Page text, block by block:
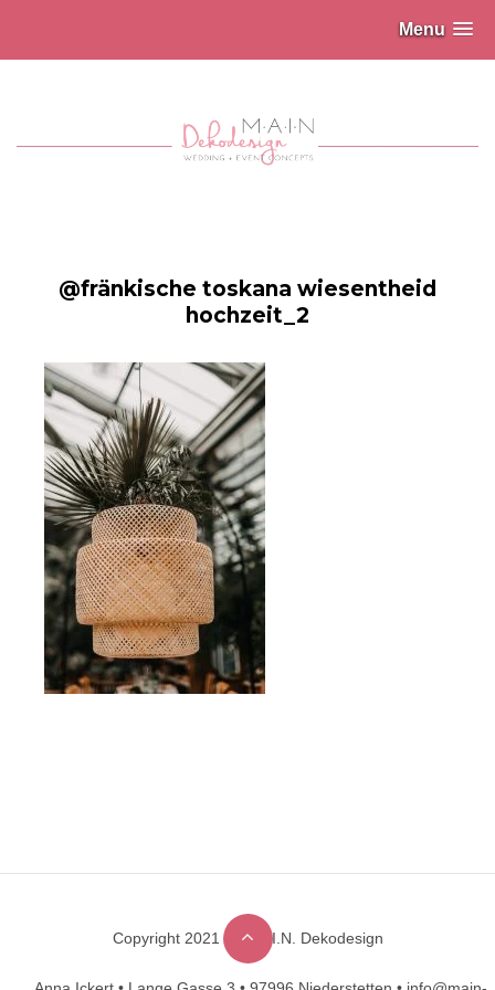
Menu
@fränkische toskana wiesentheid
hochzeit_2
Designed byDesignHooks
Copyright 2021 © M.A.I.N. Dekodesign